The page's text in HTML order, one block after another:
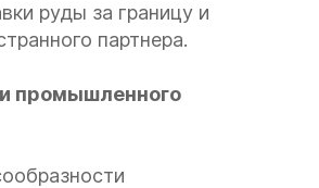
руды за границу и
партнера.
промышленного